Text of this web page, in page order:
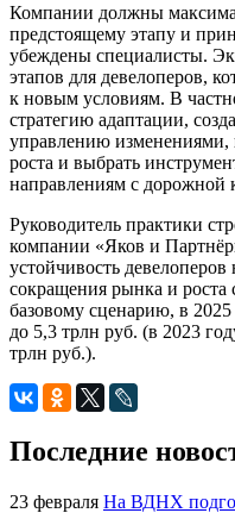
Компании должны
предстоящему этапу и
убеждены специалисты.
этапов для девелоперов,
к новым условиям. В
стратегию адаптации,
управлению изменениями,
роста и выбрать
направлениям с дорожной
Руководитель практики
компании «Яков и
устойчивость девелоперов
сокращения рынка и роста
базовому сценарию, в
до 5,3 трлн руб. (в 2023
трлн руб.).
Последние
23 февраля На ВДНХ